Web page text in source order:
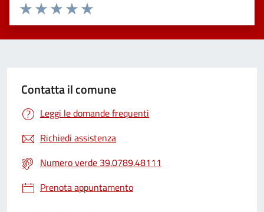
Valuta 5 stelle su 5
Valuta 4 stelle su 5
Valuta 3 stelle su 5
Valuta 2 stelle su 5
Valuta 1 stelle su 5
Contatta il comune
Leggi le domande frequenti
Richiedi assistenza
Numero verde 39.0789.48111
Prenota appuntamento